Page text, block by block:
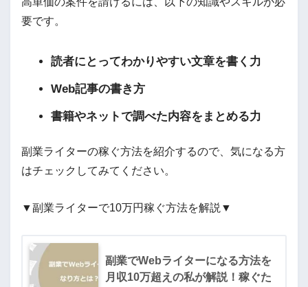
要です。
読者にとってわかりやすい文章を書く力
Web記事の書き方
書籍やネットで調べた内容をまとめる力
副業ライターの稼ぐ方法を紹介するので、気になる方
はチェックしてみてください。
▼副業ライターで10万円稼ぐ方法を解説▼
副業でWebライターになる方法を
月収10万超えの私が解説！稼ぐた